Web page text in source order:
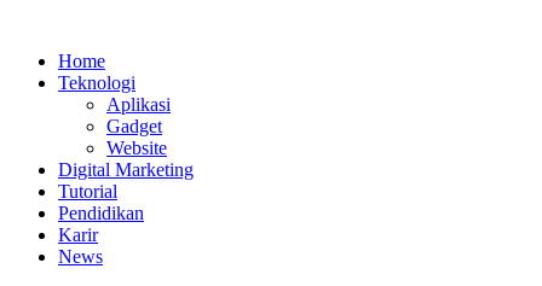
Home
Teknologi
Aplikasi
Gadget
Website
Digital Marketing
Tutorial
Pendidikan
Karir
News